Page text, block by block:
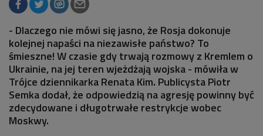
- Dlaczego nie mówi się jasno, że Rosja dokonuje
kolejnej napaści na niezawisłe państwo? To
śmieszne! W czasie gdy trwają rozmowy z Kremlem o
Ukrainie, na jej teren wjeżdżają wojska - mówiła w
Trójce dziennikarka Renata Kim. Publicysta Piotr
Semka dodał, że odpowiedzią na agresję powinny być
zdecydowane i długotrwałe restrykcje wobec
Moskwy.